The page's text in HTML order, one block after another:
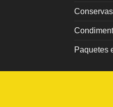
Conservas
Paquetes